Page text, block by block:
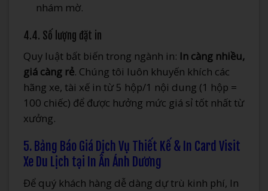
nhám mờ.
4.4. Số lượng đặt in
Quy luật bất biến trong ngành in: In càng nhiều,
giá càng rẻ. Chúng tôi luôn khuyến khích các
hãng xe, tài xế in từ 5 hộp/1 nội dung (1 hộp =
100 chiếc) để được hưởng mức giá sỉ tốt nhất từ
xưởng.
5. Bảng Báo Giá Dịch Vụ Thiết Kế & In Card Visit
Xe Du Lịch tại In Ấn Ánh Dương
Để quý khách hàng dễ dàng dự trù kinh phí, In